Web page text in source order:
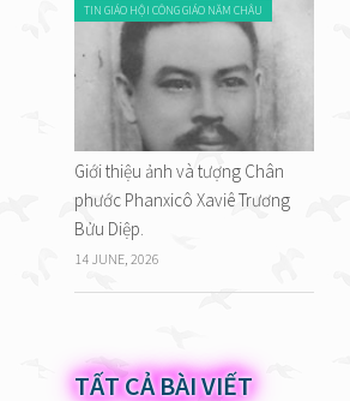
TIN GIÁO HỘI CÔNG GIÁO NĂM CHÂU
Giới thiệu ảnh và tượng Chân
phước Phanxicô Xaviê Trương
Bửu Diệp.
14 JUNE, 2026
TẤT CẢ BÀI VIẾT